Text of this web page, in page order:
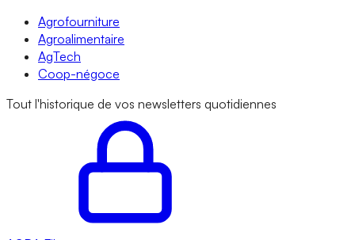
Agrofourniture
Agroalimentaire
AgTech
Coop-négoce
Tout l'historique de vos newsletters quotidiennes